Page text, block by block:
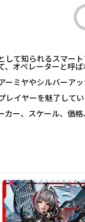
て知られるスマート
オペレーターと呼
ミヤやシルバーア
イヤーを魅了してい
ー、スケール、価